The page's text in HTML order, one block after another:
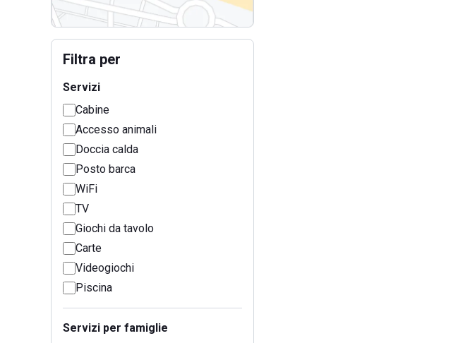
Filtra per
Servizi
Cabine
Accesso animali
Doccia calda
Posto barca
WiFi
TV
Giochi da tavolo
Carte
Videogiochi
Piscina
Servizi per famiglie